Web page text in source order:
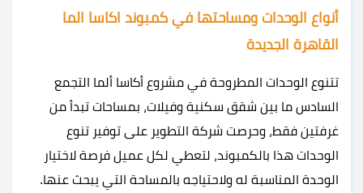
أنواع الوحدات ومساحتها في كمبوند اكاسا الما
القاهرة الجديدة
تتنوع الوحدات المطروحة في مشروع أكاسا ألما التجمع
السادس ما بين شقق سكنية وفيلات، بمساحات تبدأ من
غرفتين فقط، وحرصت شركة التطوير على توفير تنوع
الوحدات هذا بالكمبوند، لتعطي لكل عميل فرصة لاختيار
الوحدة المناسبة له ولاحتياجه بالمساحة التي يبحث عنها.